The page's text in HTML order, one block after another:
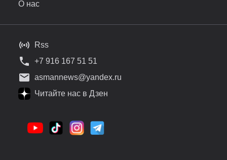
О нас
Rss
+7 916 167 51 51
asmannews@yandex.ru
Читайте нас в Дзен